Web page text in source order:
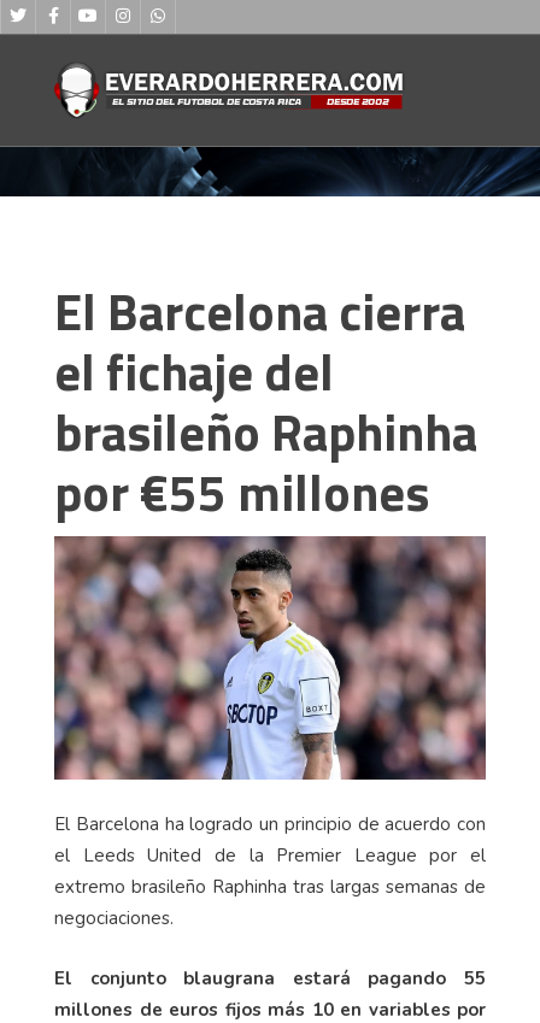
El Barcelona cierra
el fichaje del
brasileño Raphinha
por €55 millones
El Barcelona ha logrado un principio de acuerdo con
el Leeds United de la Premier League por el
extremo brasileño Raphinha tras largas semanas de
negociaciones.
El conjunto blaugrana estará pagando 55
millones de euros fijos más 10 en variables por